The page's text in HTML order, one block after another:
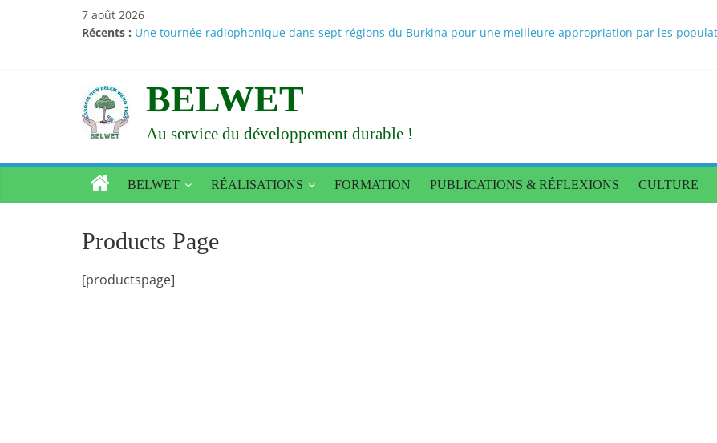
7 août 2026
Récents : Une tournée radiophonique dans sept régions du Burkina pour une meilleure appropriation par les
Amélioration de l’état alimentaire et nuritionnel des populations : une caravane de presse pour constater
Le Larlé Naaba Tigré consacre sa XXXVI année de règne
Vœux du nouvel an 2026 : Le Larlé Naaba Tigré donne des orientations pour une production alimentaire
BELWET
Au service du développement durable !
BELWET RÉALISATIONS FORMATION PUBLICATIONS & RÉFLEXIONS CULTURE
Products Page
[productspage]